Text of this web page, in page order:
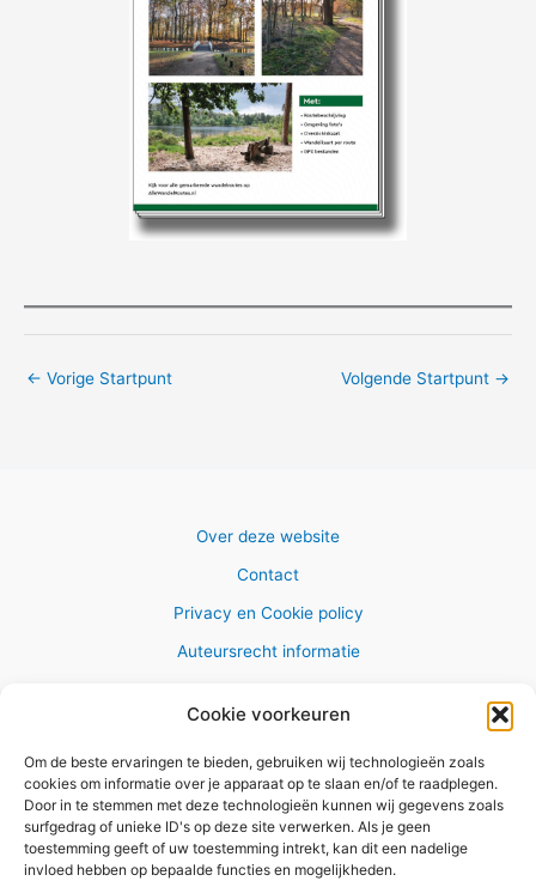
Cookie voorkeuren
Om de beste ervaringen te bieden, gebruiken wij technologieën zoals
cookies om informatie over je apparaat op te slaan en/of te raadplegen.
Door in te stemmen met deze technologieën kunnen wij gegevens zoals
surfgedrag of unieke ID's op deze site verwerken. Als je geen
toestemming geeft of uw toestemming intrekt, kan dit een nadelige
invloed hebben op bepaalde functies en mogelijkheden.
← Vorige Startpunt Volgende Startpunt →
Over deze website
Contact
Privacy en Cookie policy
Auteursrecht informatie
Copyright © 2026 AlleWandelRoutes.nl